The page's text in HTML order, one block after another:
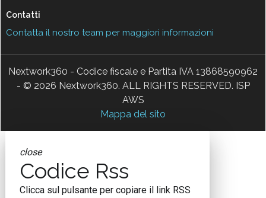
Contatti
Contatta il nostro team per maggiori informazioni
Nextwork360 - Codice fiscale e Partita IVA 13868590962
- © 2026 Nextwork360. ALL RIGHTS RESERVED. ISP
AWS
Mappa del sito
close
Codice Rss
Clicca sul pulsante per copiare il link RSS